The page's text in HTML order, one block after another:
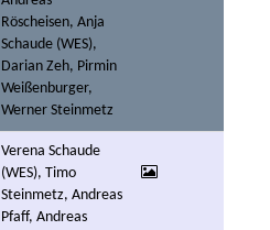
Röscheisen, Anja
Schaude (WES),
Darian Zeh, Pirmin
Weißenburger,
Werner Steinmetz
Verena Schaude
(WES), Timo
Steinmetz, Andreas
Pfaff, Andreas